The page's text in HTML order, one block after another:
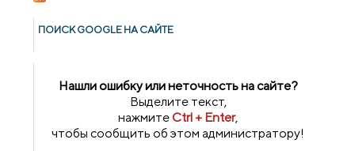
ПОИСК GOОGLE НА САЙТЕ
Нашли ошибку или неточность на сайте?
Выделите текст,
нажмитеCtrl + Enter,
чтобы сообщить об этом администратору!